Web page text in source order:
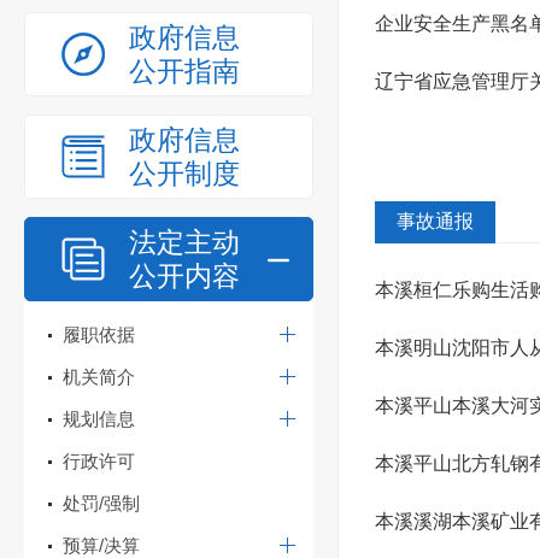
政府信息
公开指南
政府信息
公开制度
法定主动
公开内容
履职依据
机关简介
规划信息
行政许可
处罚/强制
预算/决算
企业安全生产黑名
辽宁省应急管理厅
事故通报
本溪桓仁乐购生活
本溪明山沈阳市人
本溪平山本溪大河
本溪平山北方轧钢
本溪溪湖本溪矿业